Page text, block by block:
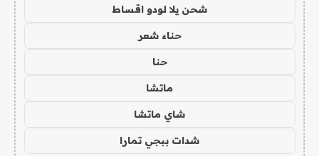
شحن يلا لودو اقساط
حناء شعر
حنا
ماتشا
شاي ماتشا
شدات ببجي تمارا